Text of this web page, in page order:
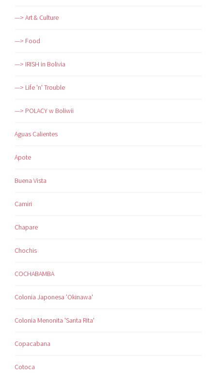
—> Art & Culture
—> Food
—> IRISH in Bolivia
—> Life 'n' Trouble
—> POLACY w Boliwii
Aguas Calientes
Apote
Buena Vista
Camiri
Chapare
Chochis
COCHABAMBA
Colonia Japonesa 'Okinawa'
Colonia Menonita 'Santa Rita'
Copacabana
Cotoca